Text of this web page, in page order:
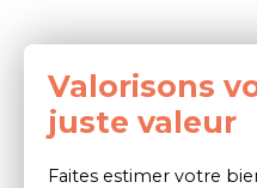
Valorisons
juste valeur
Faites estimer votre